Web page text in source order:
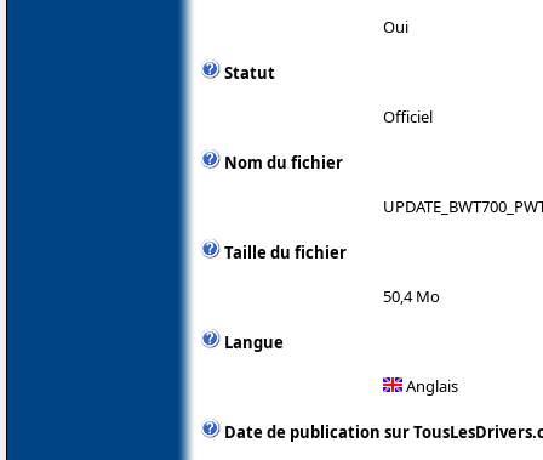
Oui
Statut
Officiel
Nom du fichier
Taille du fichier
50,4 Mo
Langue
Anglais
Date de publication sur